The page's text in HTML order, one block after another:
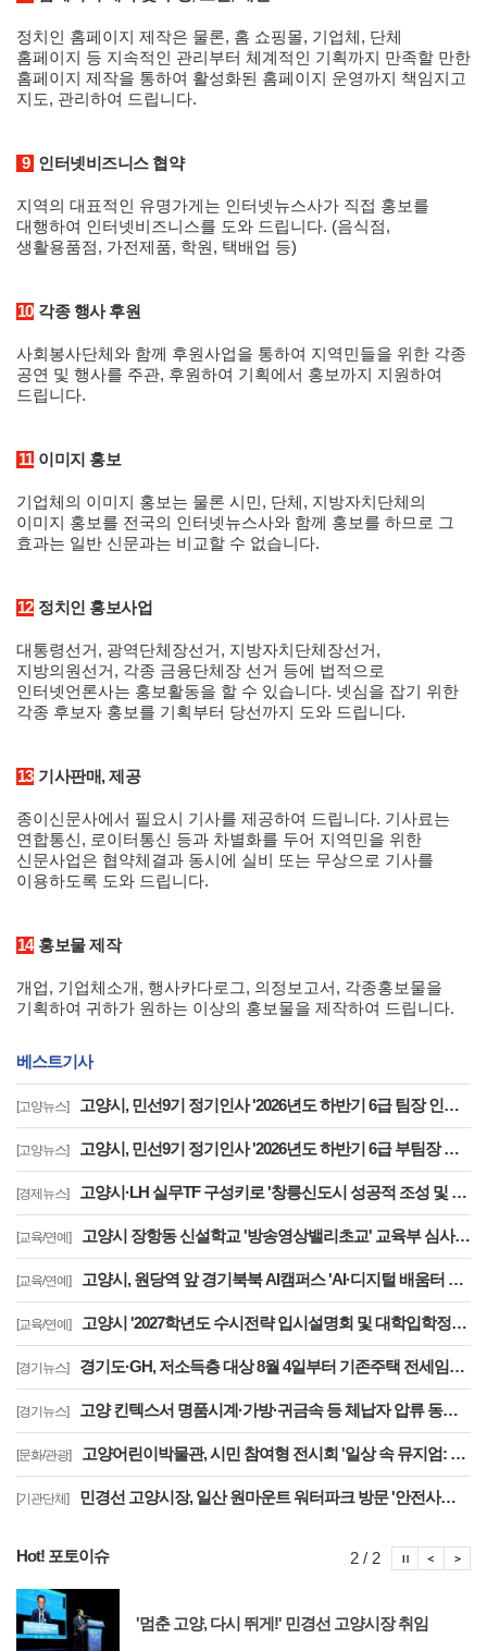
정치인 홈페이지 제작은 물론, 홈 쇼핑몰, 기업체, 단체
홈페이지 등 지속적인 관리부터 체계적인 기획까지 만족할 만한
홈페이지 제작을 통하여 활성화된 홈페이지 운영까지 책임지고
지도, 관리하여 드립니다.
9 인터넷비즈니스 협약
지역의 대표적인 유명가게는 인터넷뉴스사가 직접 홍보를
대행하여 인터넷비즈니스를 도와 드립니다. (음식점,
생활용품점, 가전제품, 학원, 택배업 등)
10 각종 행사 후원
사회봉사단체와 함께 후원사업을 통하여 지역민들을 위한 각종
공연 및 행사를 주관, 후원하여 기획에서 홍보까지 지원하여
드립니다.
11 이미지 홍보
기업체의 이미지 홍보는 물론 시민, 단체, 지방자치단체의
이미지 홍보를 전국의 인터넷뉴스사와 함께 홍보를 하므로 그
효과는 일반 신문과는 비교할 수 없습니다.
12 정치인 홍보사업
대통령선거, 광역단체장선거, 지방자치단체장선거,
지방의원선거, 각종 금융단체장 선거 등에 법적으로
인터넷언론사는 홍보활동을 할 수 있습니다. 넷심을 잡기 위한
각종 후보자 홍보를 기획부터 당선까지 도와 드립니다.
13 기사판매, 제공
종이신문사에서 필요시 기사를 제공하여 드립니다. 기사료는
연합통신, 로이터통신 등과 차별화를 두어 지역민을 위한
신문사업은 협약체결과 동시에 실비 또는 무상으로 기사를
이용하도록 도와 드립니다.
14 홍보물 제작
개업, 기업체소개, 행사카다로그, 의정보고서, 각종홍보물을
기획하여 귀하가 원하는 이상의 홍보물을 제작하여 드립니다.
베스트기사
[고양뉴스] 고양시, 민선9기 정기인사 '2026년도 하반기 6급 팀장 인사발령 사항'
[고양뉴스] 고양시, 민선9기 정기인사 '2026년도 하반기 6급 부팀장 이하 인사발령 사항'
[경제뉴스] 고양시·LH 실무TF 구성키로 '창릉신도시 성공적 조성 및 자족기능 강화 협력'
[교육/연예] 고양시 장항동 신설학교 '방송영상밸리초교' 교육부 심사 통과··2030년 개교
[교육/연예] 고양시, 원당역 앞 경기북북 AI캠퍼스 'AI·디지털 배움터 체험존' 12월까지 운영
[교육/연예] 고양시 '2027학년도 수시전략 입시설명회 및 대학입학정보박람회' 8일 개최
[경기뉴스] 경기도·GH, 저소득층 대상 8월 4일부터 기존주택 전세임대 입주자 상시 모집
[경기뉴스] 고양 킨텍스서 명품시계·가방·귀금속 등 체납자 압류 동산 620점 공개 경매
[문화/관광] 고양어린이박물관, 시민 참여형 전시회 '일상 속 뮤지엄: 잠시, 마음' 8월 개최
[기관단체] 민경선 고양시장, 일산 원마운트 워터파크 방문 '안전사고 방지 대책 점검'
Hot! 포토이슈
'멈춘 고양, 다시 뛰게!' 민경선 고양시장 취임
2 / 2 포
포토이